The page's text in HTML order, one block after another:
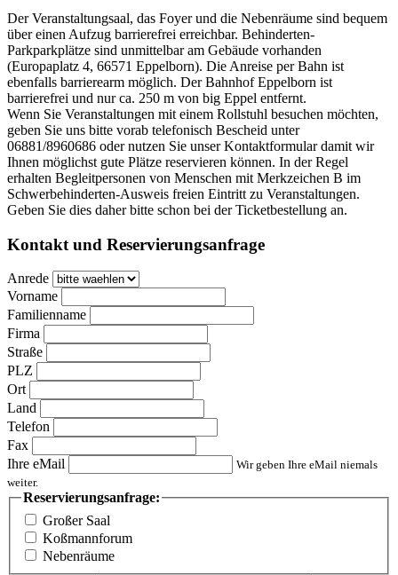
Der Veranstaltungsaal, das Foyer und die Nebenräume sind bequem
über einen Aufzug barrierefrei erreichbar. Behinderten-
Parkparkplätze sind unmittelbar am Gebäude vorhanden
(Europaplatz 4, 66571 Eppelborn). Die Anreise per Bahn ist
ebenfalls barrierearm möglich. Der Bahnhof Eppelborn ist
barrierefrei und nur ca. 250 m von big Eppel entfernt.
Wenn Sie Veranstaltungen mit einem Rollstuhl besuchen möchten,
geben Sie uns bitte vorab telefonisch Bescheid unter
06881/8960686 oder nutzen Sie unser Kontaktformular damit wir
Ihnen möglichst gute Plätze reservieren können. In der Regel
erhalten Begleitpersonen von Menschen mit Merkzeichen B im
Schwerbehinderten-Ausweis freien Eintritt zu Veranstaltungen.
Geben Sie dies daher bitte schon bei der Ticketbestellung an.
Kontakt und Reservierungsanfrage
Anrede
Vorname
Familienname
Firma
Straße
PLZ
Ort
Land
Telefon
Fax
Ihre eMail
Wir geben Ihre eMail niemals
weiter.
Reservierungsanfrage:
Großer Saal
Koßmannforum
Nebenräume